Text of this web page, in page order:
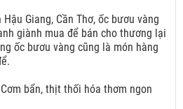
Giang, Cần Thơ, ốc bươu vàng
giành mua để bán cho thương lại
ốc bươu vàng cũng là món hàng